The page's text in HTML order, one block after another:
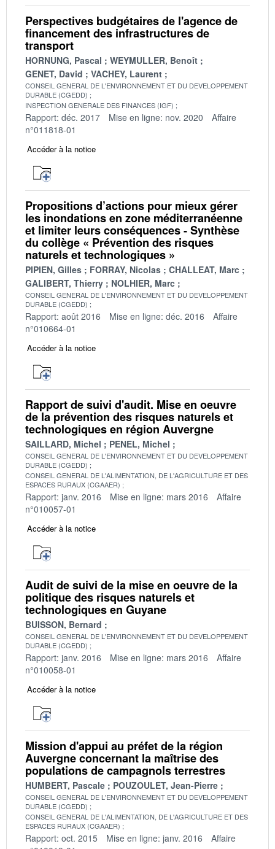
Perspectives budgétaires de l'agence de
financement des infrastructures de
transport
HORNUNG, Pascal
WEYMULLER, Benoît
GENET, David
VACHEY, Laurent
CONSEIL GENERAL DE L'ENVIRONNEMENT ET DU DEVELOPPEMENT
DURABLE (CGEDD)
INSPECTION GENERALE DES FINANCES (IGF)
Rapport: déc. 2017 Mise en ligne: nov. 2020
Affaire
n°011818-01
Accéder à la notice
Propositions d’actions pour mieux gérer
les inondations en zone méditerranéenne
et limiter leurs conséquences - Synthèse
du collège « Prévention des risques
naturels et technologiques »
PIPIEN, Gilles FORRAY, Nicolas
CHALLEAT, Marc
GALIBERT, Thierry
NOLHIER, Marc
CONSEIL GENERAL DE L'ENVIRONNEMENT ET DU DEVELOPPEMENT
DURABLE (CGEDD)
Rapport: août 2016 Mise en ligne: déc. 2016
Affaire
n°010664-01
Accéder à la notice
Rapport de suivi d'audit. Mise en oeuvre
de la prévention des risques naturels et
technologiques en région Auvergne
SAILLARD, Michel PENEL, Michel
CONSEIL GENERAL DE L'ENVIRONNEMENT ET DU DEVELOPPEMENT
DURABLE (CGEDD)
CONSEIL GENERAL DE L'ALIMENTATION, DE L'AGRICULTURE ET DES
ESPACES RURAUX (CGAAER)
Rapport: janv. 2016 Mise en ligne: mars 2016
Affaire
n°010057-01
Accéder à la notice
Audit de suivi de la mise en oeuvre de la
politique des risques naturels et
technologiques en Guyane
BUISSON, Bernard
CONSEIL GENERAL DE L'ENVIRONNEMENT ET DU DEVELOPPEMENT
DURABLE (CGEDD)
Rapport: janv. 2016 Mise en ligne: mars 2016
Affaire
n°010058-01
Accéder à la notice
Mission d'appui au préfet de la région
Auvergne concernant la maîtrise des
populations de campagnols terrestres
HUMBERT, Pascale POUZOULET, Jean-Pierre
CONSEIL GENERAL DE L'ENVIRONNEMENT ET DU DEVELOPPEMENT
DURABLE (CGEDD)
CONSEIL GENERAL DE L'ALIMENTATION, DE L'AGRICULTURE ET DES
ESPACES RURAUX (CGAAER)
Rapport: oct. 2015 Mise en ligne: janv. 2016
Affaire